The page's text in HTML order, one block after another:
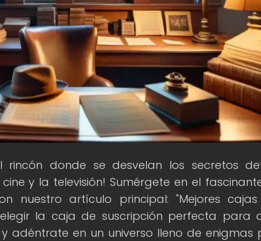
rincón donde se desvelan los secretos
y la televisión! Sumérgete en el
nuestro artículo principal: "Mejores cajas
la caja de suscripción perfecta para
adéntrate en un universo lleno de enigmas